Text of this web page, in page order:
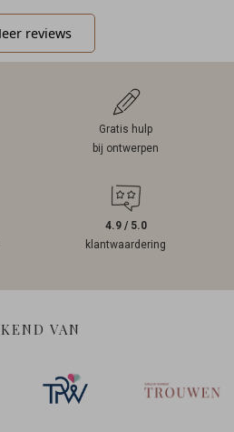
reviews
Gratis hulp
bij ontwerpen
4.9 / 5.0
klantwaardering
VAN